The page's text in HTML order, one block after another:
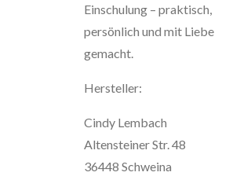
Einschulung – praktisch,
persönlich und mit Liebe
gemacht.
Hersteller:
Cindy Lembach
Altensteiner Str. 48
36448 Schweina